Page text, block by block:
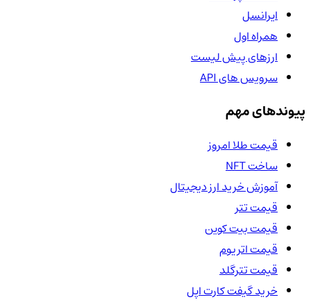
ایرانسل
همراه اول
ارزهای پیش لیست
سرویس های API
پیوندهای مهم
قیمت طلا امروز
ساخت NFT
آموزش خرید ارز دیجیتال
قیمت تتر
قیمت بیت کوین
قیمت اتریوم
قیمت تترگلد
خرید گیفت کارت اپل